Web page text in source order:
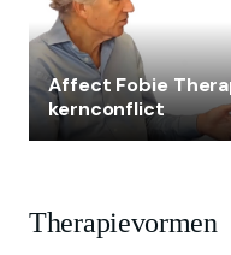
ontwikkelingsprofiel,
Affect Fobie
kernconflict
Therapievormen